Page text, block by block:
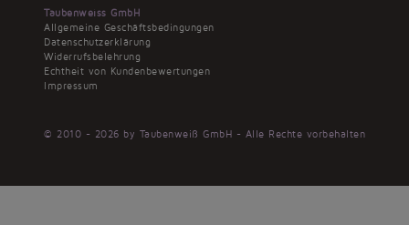
Taubenweiss GmbH
Allgemeine Geschäftsbedingungen
Datenschutzerklärung
Widerrufsbelehrung
Echtheit von Kundenbewertungen
Impressum
© 2010 - 2026 by Taubenweiß GmbH - Alle Rechte vorbehalten